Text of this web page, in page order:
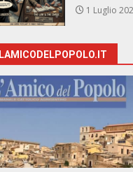
1 Luglio
LAMICODELPOPOLO.IT